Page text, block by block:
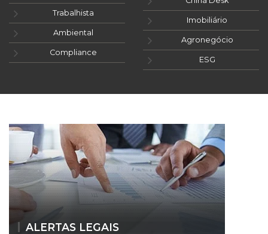
Trabalhista
Ambiental
Compliance
Imobiliário
Agronegócio
ESG
ALERTAS LEGAIS